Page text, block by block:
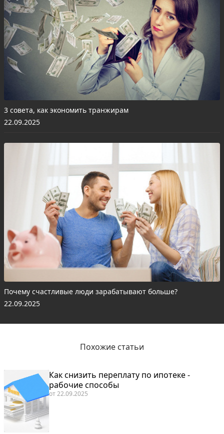
3 совета, как экономить транжирам
22.09.2025
Почему счастливые люди зарабатывают больше?
22.09.2025
Похожие статьи
Как снизить переплату по ипотеке -
рабочие способы
от22.09.2025